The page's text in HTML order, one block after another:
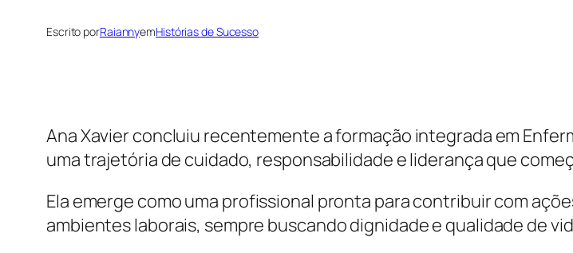
Escrito porRaiannyemHistórias de Sucesso
Ana Xavier concluiu recentemente a formação integrada em
uma trajetória de cuidado, responsabilidade e liderança que
Ela emerge como uma profissional pronta para contribuir com
ambientes laborais, sempre buscando dignidade e qualidade de